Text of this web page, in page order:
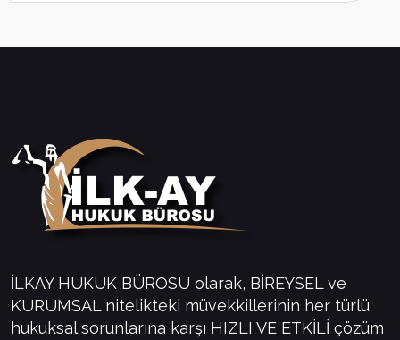
İLKAY HUKUK BÜROSU olarak, BİREYSEL ve
KURUMSAL nitelikteki müvekkillerinin her türlü
hukuksal sorunlarına karşı HIZLI VE ETKİLİ çözüm